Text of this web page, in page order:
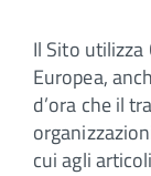
Il Sito utilizza
Europea,
d’ora che il
cui agli